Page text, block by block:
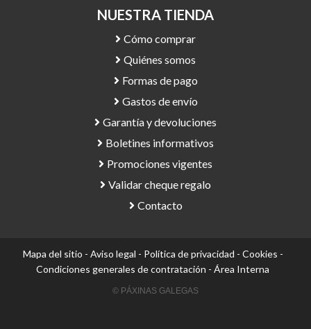
NUESTRA TIENDA
Cómo comprar
Quiénes somos
Formas de pago
Gastos de envío
Garantía y devoluciones
Boletines informativos
Promociones vigentes
Validar cheque regalo
Contacto
Mapa del sitio - Aviso legal - Política de privacidad - Cookies -
Condiciones generales de contratación - Área Interna
© PÁXINAS GALEGAS